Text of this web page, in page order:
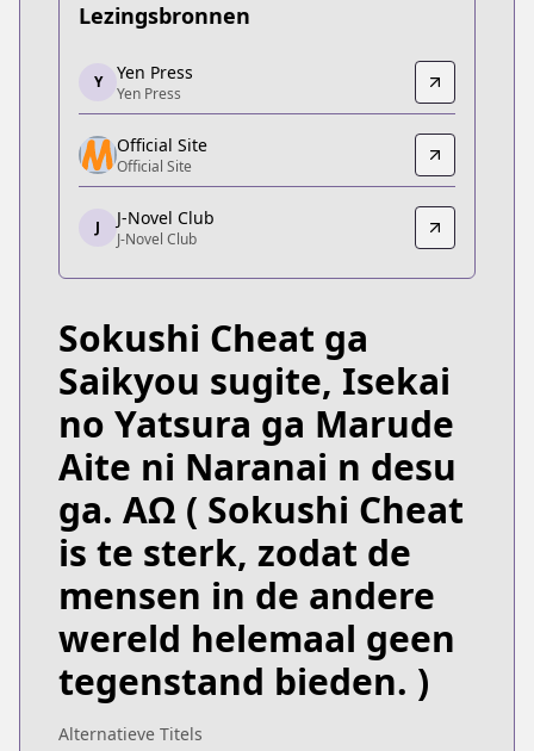
Lezingsbronnen
Yen Press
Yen Press
https://yenpress.com/series/my-instant-death-
Official Site
Official Site
https://www.comic-earthstar.jp/detail/
J-Novel Club
Y Yen Press
Yen Press
Official Site
Official Site
J J-Novel Club
J-Novel Club
Sokushi Cheat ga
Saikyou sugite, Isekai
no Yatsura ga Marude
Aite ni Naranai n desu
ga. ΑΩ ( Sokushi Cheat
is te sterk, zodat de
mensen in de andere
wereld helemaal geen
tegenstand bieden. )
Alternatieve Titels